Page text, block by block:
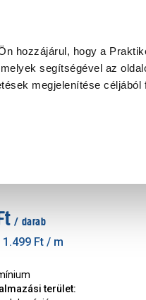
hozzájárul, hogy a
segítségével az
megjelenítése
Szakiajánló
/ darab
1.499 Ft / m
terület: